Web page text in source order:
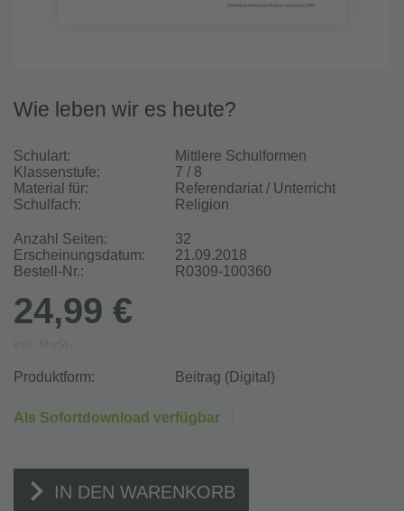
Wie leben wir es heute?
Schulart:
Mittlere Schulformen
Klassenstufe:
7 / 8
Material für:
Referendariat / Unterricht
Schulfach:
Religion
Anzahl Seiten:
32
Erscheinungsdatum:
21.09.2018
Bestell-Nr.:
R0309-100360
24,99 €
Produktform: Beitrag (Digital)
Als Sofortdownload verfügbar
IN DEN WARENKORB